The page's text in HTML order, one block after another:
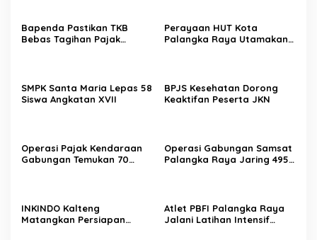
Bapenda Pastikan TKB
Bebas Tagihan Pajak
Perayaan HUT Kota
Palangka Raya Utamakan
SMPK Santa Maria Lepas 58
Siswa Angkatan XVII
BPJS Kesehatan Dorong
Keaktifan Peserta JKN
Operasi Pajak Kendaraan
Gabungan Temukan 70
Operasi Gabungan Samsat
Palangka Raya Jaring 495
INKINDO Kalteng
Matangkan Persiapan
Atlet PBFI Palangka Raya
Jalani Latihan Intensif